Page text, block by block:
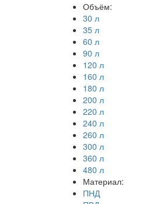
Объём:
30 л
35 л
60 л
90 л
120 л
160 л
180 л
200 л
220 л
240 л
260 л
300 л
360 л
480 л
Материал:
ПНД